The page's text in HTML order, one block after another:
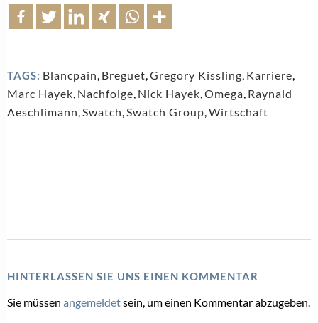
TAGS: Blancpain Breguet Gregory Kissling Karriere
Marc Hayek Nachfolge Nick Hayek Omega Raynald
Aeschlimann Swatch Swatch Group Wirtschaft
HINTERLASSEN SIE UNS EINEN KOMMENTAR
Sie müssen angemeldetsein, um einen Kommentar abzugeben.